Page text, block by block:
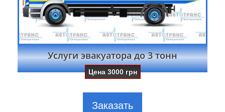
Услуги эвакуатора до 3 тонн
Цена3000 грн
Заказать